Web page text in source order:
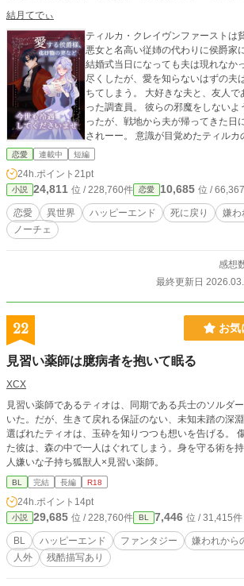
間。 極度の口下手と感情表現が不器用すぎて家族への愛
ョゼフ・シン 竜人 クラウド公爵家の執事 モンド王国 地上にある人間の大国
稲川 大和 異世界人（人間） 勇者としてモンド王国の
（当時２４歳） 料理人 大家族の長男で面倒見が良く何
元の世界ではごく普通の青年だったが、異世界転移の
センスを持っている
結月てでぃ
ティルカ・クレイヴンファーストは
悪女と名高い従姉の代わりに侯爵家
結婚式当日になっても夫は現れなか
尽くしたが、愛を知らないはずの夫
ちてしまう。 大好きな夫と、友人
った調査員。 彼らの邪魔をしない
ったが、戦地から夫が帰ってきた日
されーー。 意識が目覚めたティルカの前には、虐待していた
叔母の姿。 時間が巻き戻ったと気づ
える。 なのに、前世では「俺がお前
っていた侯爵が傍から離してくれ
冷淡だと敬遠された妻の、死に戻り
ー。
恋愛 連載中 短編
24h.ポイント 21pt
小説 24,811 位 / 228,760件 恋愛 10,685 位 /
恋愛 異世界 ハッピーエンド 死に戻り
嫌わ
ノーチェ
感想
最終更新日
22 お気
見習い薬師は臆病者を抱いて眠る
XCX
見習い薬師であるティオは、同期である兵士のソルダ
いた。だが、生きて戻れる保証のない、未知未踏の深
選ばれたティオは、玉砕を知りつつも想いを告げる。
た彼は、森の中で一人はぐれてしまう。身を守る術を
人嫌いな子持ち狐獣人×見習い薬師。
BL 完結 長編 R18
24h.ポイント 14pt
小説 29,685 位 / 228,760件 BL 7,446 位 / 31,415件
BL ハッピーエンド ファンタジー 嫌われから
人外
残酷描写あり